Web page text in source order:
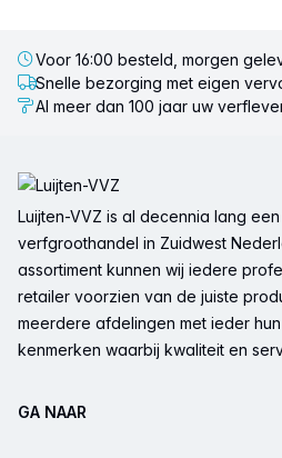
Voor 16:00 besteld, morgen
Snelle bezorging met eigen
Al meer dan 100 jaar uw
Luijten-VVZ is al decennia lang
verfgroothandel in Zuidwest
assortiment kunnen wij iedere
retailer voorzien van de juiste
meerdere afdelingen met ieder
kenmerken waarbij kwaliteit en
GA NAAR